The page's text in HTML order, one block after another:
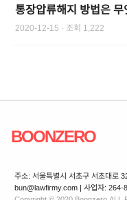
통장압류해지 방법은
2020-12-15 · 조회 1,222
BOONZERO
주소: 서울특별시 서초구 서초대로
bun@lawfirmy.com | 사업자: